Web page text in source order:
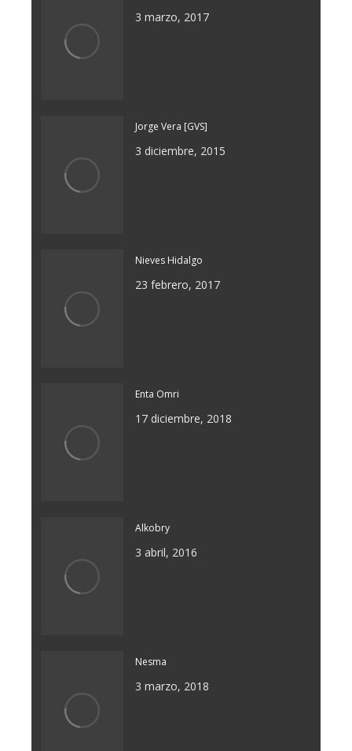
3 marzo, 2017
Jorge Vera [GVS]
3 diciembre, 2015
Nieves Hidalgo
23 febrero, 2017
Enta Omri
17 diciembre, 2018
Alkobry
3 abril, 2016
Nesma
3 marzo, 2018